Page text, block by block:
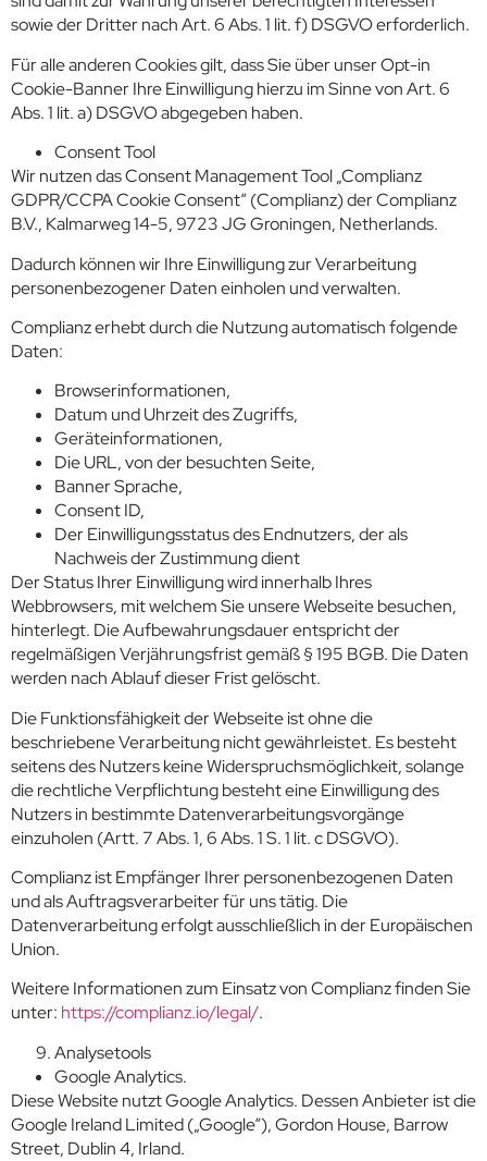
sowie der Dritter nach Art. 6 Abs. 1 lit. f) DSGVO erforderlich.
Für alle anderen Cookies gilt, dass Sie über unser Opt-in
Cookie-Banner Ihre Einwilligung hierzu im Sinne von Art. 6
Abs. 1 lit. a) DSGVO abgegeben haben.
Consent Tool
Wir nutzen das Consent Management Tool „Complianz
GDPR/CCPA Cookie Consent“ (Complianz) der Complianz
B.V., Kalmarweg 14-5, 9723 JG Groningen, Netherlands.
Dadurch können wir Ihre Einwilligung zur Verarbeitung
personenbezogener Daten einholen und verwalten.
Complianz erhebt durch die Nutzung automatisch folgende
Daten:
Browserinformationen,
Datum und Uhrzeit des Zugriffs,
Geräteinformationen,
Die URL, von der besuchten Seite,
Banner Sprache,
Consent ID,
Der Einwilligungsstatus des Endnutzers, der als
Nachweis der Zustimmung dient
Der Status Ihrer Einwilligung wird innerhalb Ihres
Webbrowsers, mit welchem Sie unsere Webseite besuchen,
hinterlegt. Die Aufbewahrungsdauer entspricht der
regelmäßigen Verjährungsfrist gemäß § 195 BGB. Die Daten
werden nach Ablauf dieser Frist gelöscht.
Die Funktionsfähigkeit der Webseite ist ohne die
beschriebene Verarbeitung nicht gewährleistet. Es besteht
seitens des Nutzers keine Widerspruchsmöglichkeit, solange
die rechtliche Verpflichtung besteht eine Einwilligung des
Nutzers in bestimmte Datenverarbeitungsvorgänge
einzuholen (Artt. 7 Abs. 1, 6 Abs. 1 S. 1 lit. c DSGVO).
Complianz ist Empfänger Ihrer personenbezogenen Daten
und als Auftragsverarbeiter für uns tätig. Die
Datenverarbeitung erfolgt ausschließlich in der Europäischen
Union.
Weitere Informationen zum Einsatz von Complianz finden Sie
unter: https://complianz.io/legal/.
Analysetools
Google Analytics.
Diese Website nutzt Google Analytics. Dessen Anbieter ist die
Google Ireland Limited („Google“), Gordon House, Barrow
Street, Dublin 4, Irland.